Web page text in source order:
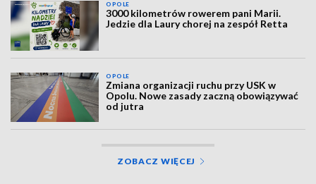
OPOLE
3000 kilometrów rowerem pani Marii.
Jedzie dla Laury chorej na zespół Retta
OPOLE
Zmiana organizacji ruchu przy USK w
Opolu. Nowe zasady zaczną obowiązywać
od jutra
ZOBACZ WIĘCEJ